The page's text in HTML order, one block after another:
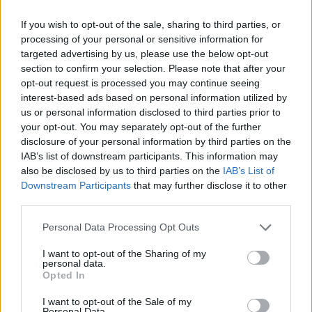
If you wish to opt-out of the sale, sharing to third parties, or
processing of your personal or sensitive information for
targeted advertising by us, please use the below opt-out
section to confirm your selection. Please note that after your
opt-out request is processed you may continue seeing
interest-based ads based on personal information utilized by
us or personal information disclosed to third parties prior to
your opt-out. You may separately opt-out of the further
disclosure of your personal information by third parties on the
IAB’s list of downstream participants. This information may
also be disclosed by us to third parties on the IAB’s List of
Downstream Participants that may further disclose it to other
Please note that this website/app uses one or more Google
not limited to your visit or usage behaviour. You may click to
grant or deny consent to Google and its third-party tags to
use your data for below specified purposes in below Google
consent section.
Personal Data Processing Opt Outs
I want to opt-out of the Sharing of my
personal data.
Opted In
I want to opt-out of the Sale of my
Einer der prominentesten Fälle betrifft Marcin Romanowski,
einen Politiker von Polens konservativ-nationalistischer Partei
Recht und Gerechtigkeit (PiS). Romanowski floh im
Dezember 2024 nach Ungarn und erhielt anschließend
politisches Asyl von der Regierung Orbán.
Die polnische Staatsanwaltschaft beschuldigt ihn der
Korruption und des Missbrauchs von öffentlichen Geldern.
Der Fall hat sowohl in Polen als auch in Ungarn große
Aufmerksamkeit auf sich gezogen.
Wie Daily News Hungary kürzlich berichtete
, verdiente
Romanowski 17,5 Millionen Forint, während er als Leiter des
Ungarisch-Polnischen Freiheitsinstituts in Budapest tätig war.
regierungsnahen Denkfabrik Centre for Fundamental Rights
Eine weitere Schlüsselfigur ist der ehemalige polnische
Justizminister Zbigniew Ziobro. Die polnischen Behörden
verdächtigen ihn, während der PiS-Regierung eine
organisierte kriminelle Gruppe gegründet und geleitet zu